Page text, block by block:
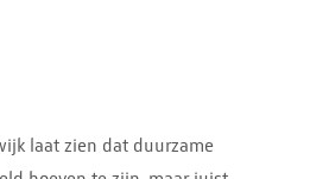
laat zien dat duurzame